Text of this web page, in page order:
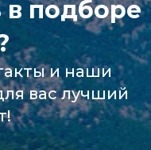
подборе
и наши
вас лучший